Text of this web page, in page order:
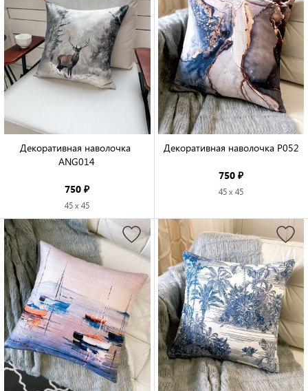
Декоративная наволочка
ANG014
750 ₽
45 x 45
Декоративная наволочка P052
750 ₽
45 x 45